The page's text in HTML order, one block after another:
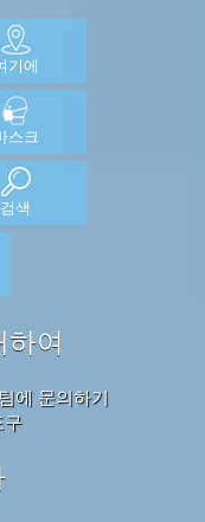
기에
스크
검색
여
에 문의하기
구